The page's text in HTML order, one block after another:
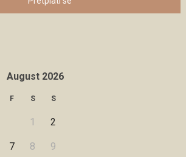
August 2026
F S S
1 2
7 8 9